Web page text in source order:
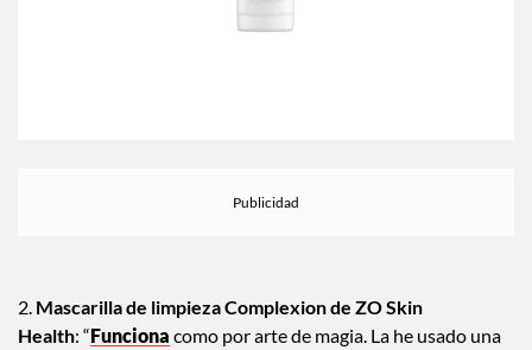
2. Mascarilla de limpieza Complexion de ZO Skin
Health: “Funciona como por arte de magia. La he usado una